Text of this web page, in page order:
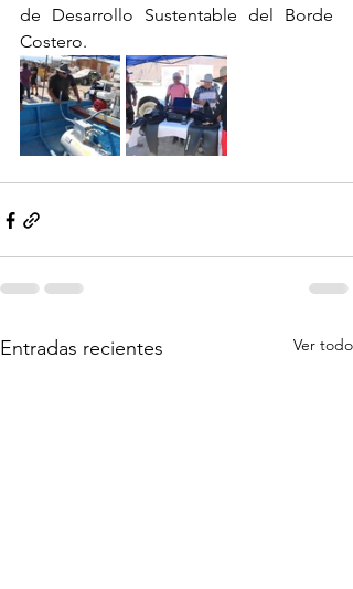
de Desarrollo Sustentable del Borde
Costero.
Entradas recientes Ver todo